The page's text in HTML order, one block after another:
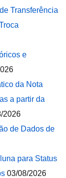
Transferência
e
da Nota
a partir da
2026
de Dados de
para Status
03/08/2026